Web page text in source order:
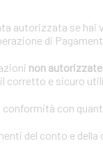
autorizzata se
di
non autorizzate
e sicuro
con
del conto e della